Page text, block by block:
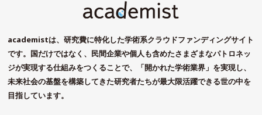
academistは、研究費に特化した学術系クラウドファンディングサイト
です。国だけではなく、民間企業や個人も含めたさまざまなパトロネッ
ジが実現する仕組みをつくることで、「開かれた学術業界」を実現し、
未来社会の基盤を構築してきた研究者たちが最大限活躍できる世の中を
目指しています。